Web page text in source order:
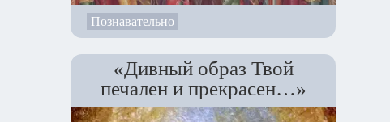
Познавательно
«Дивный образ Твой
печален и прекрасен…»